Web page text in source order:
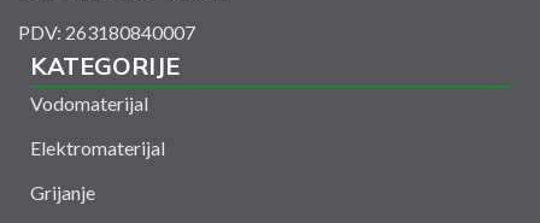
PDV: 263180840007
KATEGORIJE
Vodomaterijal
Elektromaterijal
Grijanje